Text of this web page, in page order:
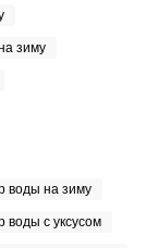
зиму
воды на зиму
воды с уксусом